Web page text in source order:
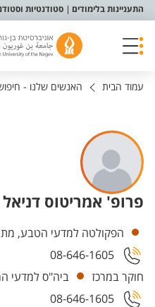
תפריט נגישות
התעניינות בלימודים סטודנטיות
עמוד הבית האנשים שלנו -
פרופ' אמריטוס
יחידותהפקולטה למדעי הטבע,
08-646-1605
חוקר במרכז
ביה"ס למדעי
08-646-1605